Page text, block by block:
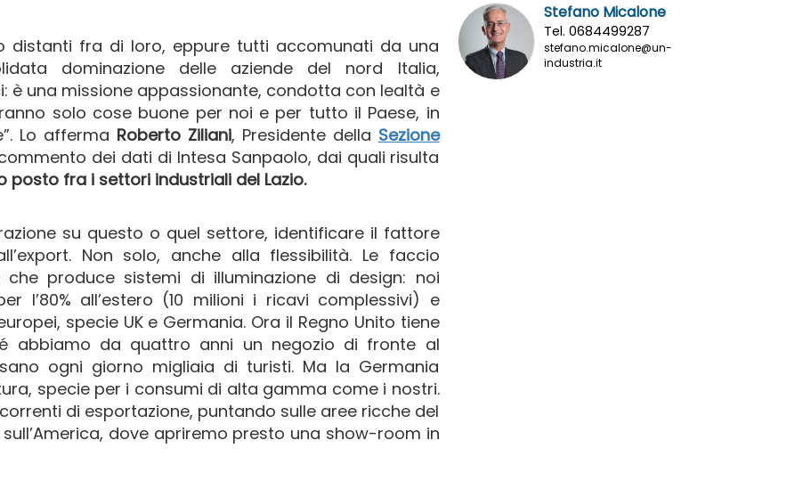
distanti fra di loro, eppure tutti accomunati da una
dominazione delle aziende del nord Italia,
è una missione appassionante, condotta con lealtà e
solo cose buone per noi e per tutto il Paese, in
Lo afferma Roberto Ziliani, Presidente della Sezione
dei dati di Intesa Sanpaolo, dai quali risulta
posto fra i settori industriali del Lazio.
su questo o quel settore, identificare il fattore
Non solo, anche alla flessibilità. Le faccio
produce sistemi di illuminazione di design: noi
l’80% all’estero (10 milioni i ricavi complessivi) e
specie UK e Germania. Ora il Regno Unito tiene
abbiamo da quattro anni un negozio di fronte al
ogni giorno migliaia di turisti. Ma la Germania
specie per i consumi di alta gamma come i nostri.
di esportazione, puntando sulle aree ricche del
dove apriremo presto una show-room in
Stefano Micalone
Tel. 0684499287
stefano.micalone@un-
industria.it